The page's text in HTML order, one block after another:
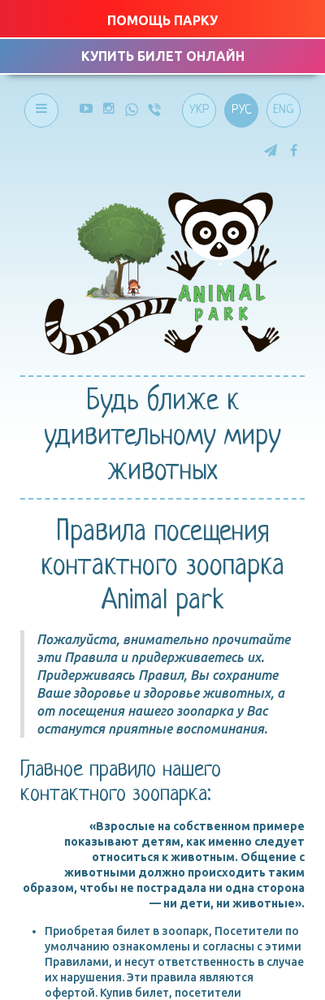
ПОМОЩЬ ПАРКУ
КУПИТЬ БИЛЕТ ОНЛАЙН
ENG
РУС
УКР
Будь ближе к
удивительному миру
животных
Правила посещения
контактного зоопарка
Animal park
Пожалуйста, внимательно прочитайте
эти Правила и придерживаетесь их.
Придерживаясь Правил, Вы сохраните
Ваше здоровье и здоровье животных, а
от посещения нашего зоопарка у Вас
останутся приятные воспоминания.
Главное правило нашего
контактного зоопарка:
«Взрослые на собственном примере
показывают детям, как именно следует
относиться к животным. Общение с
животными должно происходить таким
образом, чтобы не пострадала ни одна сторона
— ни дети, ни животные».
Приобретая билет в зоопарк, Посетители по
умолчанию ознакомлены и согласны с этими
Правилами, и несут ответственность в случае
их нарушения. Эти правила являются
офертой. Купив билет, посетители